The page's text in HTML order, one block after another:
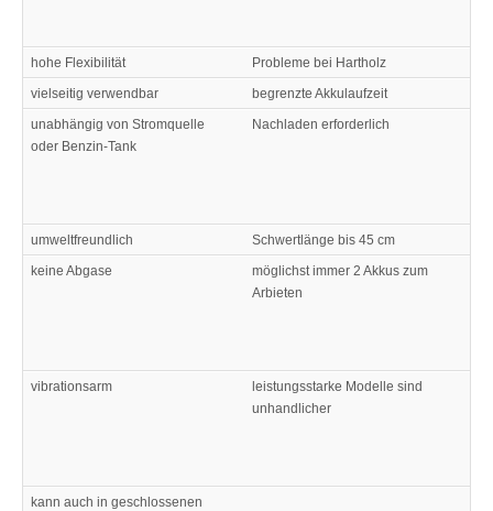
hohe Flexibilität
Probleme bei Hartholz
vielseitig verwendbar
begrenzte Akkulaufzeit
unabhängig von Stromquelle
oder Benzin-Tank
Nachladen erforderlich
umweltfreundlich
Schwertlänge bis 45 cm
keine Abgase
möglichst immer 2 Akkus zum
Arbieten
vibrationsarm
leistungsstarke Modelle sind
unhandlicher
kann auch in geschlossenen